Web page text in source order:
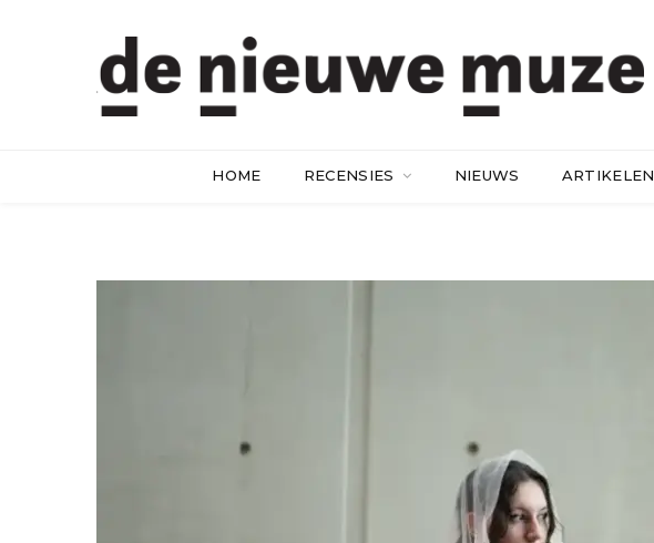
HOME RECENSIES NIEUWS ARTIKELEN